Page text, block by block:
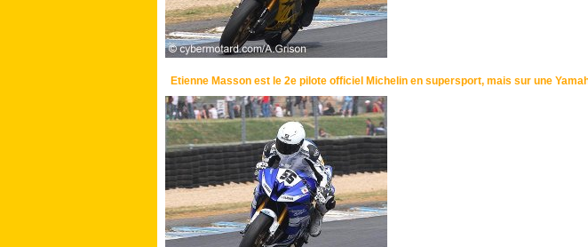
Etienne Masson est le 2e pilote officiel Michelin en supersport, mais sur une